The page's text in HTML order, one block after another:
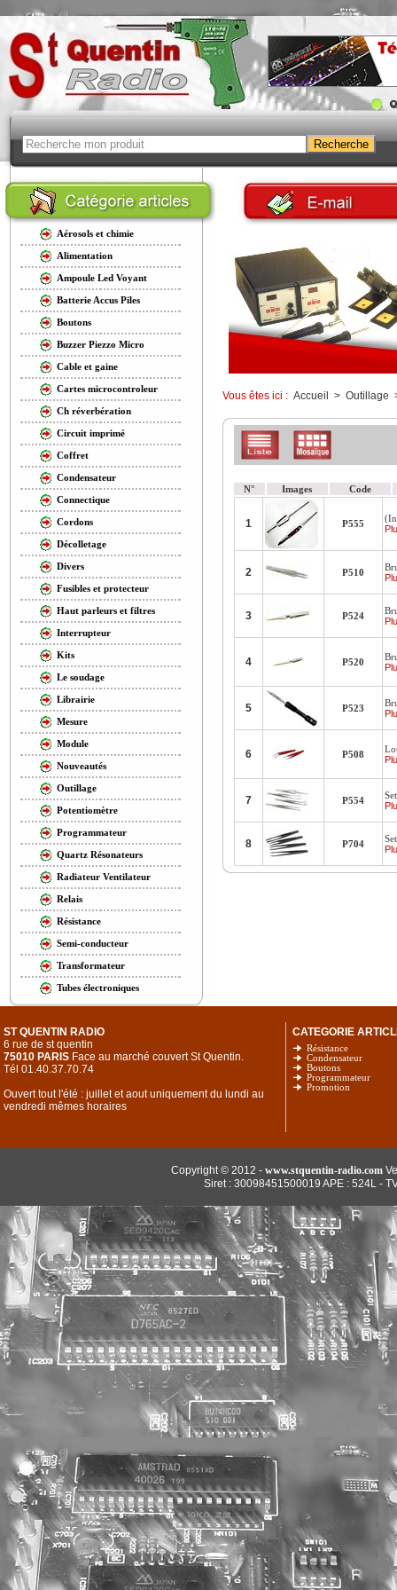
Aérosols et chimie
Alimentation
Ampoule Led Voyant
Batterie Accus Piles
Boutons
Buzzer Piezzo Micro
Cable et gaine
Cartes microcontroleur
Ch réverbération
Circuit imprimé
Coffret
Condensateur
Connectique
Cordons
Décolletage
Divers
Fusibles et protecteur
Haut parleurs et filtres
Interrupteur
Kits
Le soudage
Librairie
Mesure
Module
Nouveautés
Outillage
Potentiomètre
Programmateur
Quartz Résonateurs
Radiateur Ventilateur
Relais
Résistance
Semi-conducteur
Transformateur
Tubes électroniques
Vous êtes ici : Accueil > Outillage
N° Images Code
1 P555
2 P510
3 P524
4 P520
5 P523
6 P508
7 P554
8 P704
ST QUENTIN RADIO
6 rue de st quentin
75010 PARIS Face au marché couvert St Quentin.
Tél 01.40.37.70.74
Ouvert tout l'été : juillet et aout uniquement du lundi au
vendredi mêmes horaires
CATEGORIE
Résistance
Condensateur
Boutons
Programmateur
Promotion
Copyright © 2012 - www.stquentin-radio.com
Siret : 30098451500019 APE : 524L -